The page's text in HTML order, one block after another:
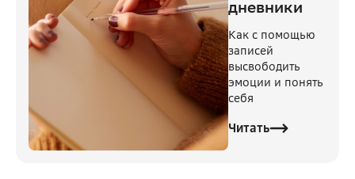
дневники
Как с помощью
записей
высвободить
эмоции и понять
себя
Читать